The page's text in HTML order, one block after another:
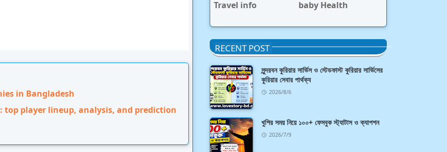
in Bangladesh
player lineup, analysis, and prediction
Travel info
baby Health
RECENT POST
সুন্দরবন কুরিয়ার সার্ভিস ও স্টেডফাস্ট কুরিয়ার সার্ভিসের
কুরিয়ার সেবার পার্থক্য
2026/8/6
খুশির সময় নিয়ে ১০০+ ফেসবুক স্ট্যাটাস ও ক্যাপশন
2026/7/9